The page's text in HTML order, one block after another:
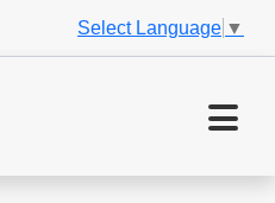
Select Language ▼